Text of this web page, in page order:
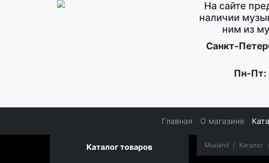
На сайте
наличии
ним из
Санкт-
Пн-Пт:
Главная О магазине
Каталог товаров Musland Каталог